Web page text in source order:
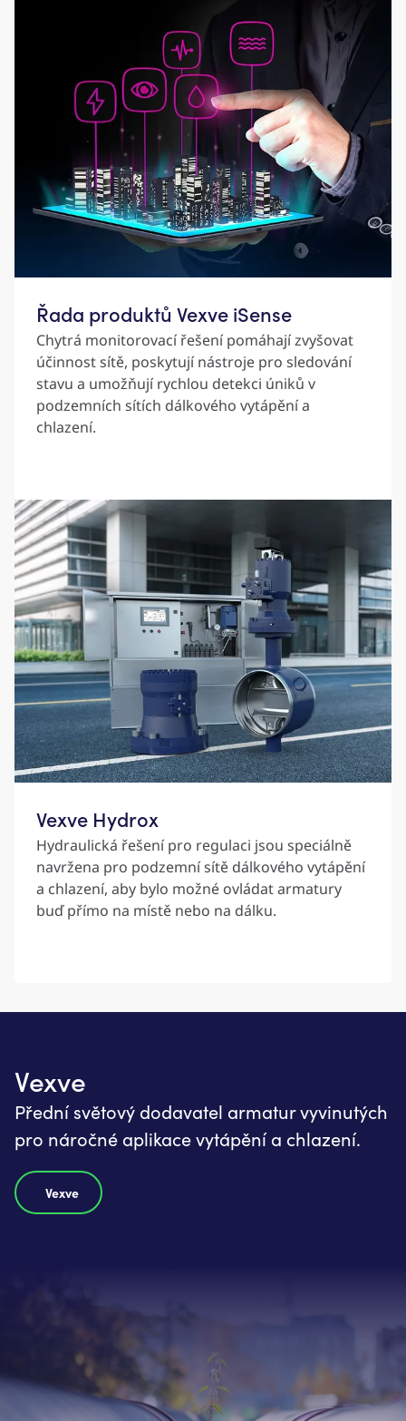
Řada produktů Vexve iSense
Chytrá monitorovací řešení pomáhají zvyšovat
účinnost sítě, poskytují nástroje pro sledování
stavu a umožňují rychlou detekci úniků v
podzemních sítích dálkového vytápění a
chlazení.
Vexve Hydrox
Hydraulická řešení pro regulaci jsou speciálně
navržena pro podzemní sítě dálkového vytápění
a chlazení, aby bylo možné ovládat armatury
buď přímo na místě nebo na dálku.
Vexve
Přední světový dodavatel armatur vyvinutých
pro náročné aplikace vytápění a chlazení.
Vexve